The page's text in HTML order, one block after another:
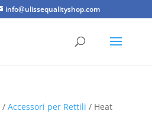
info@ulissequalityshop.com
/ Accessori per Rettili / Heat